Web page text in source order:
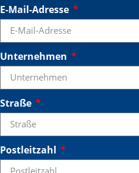
E-Mail-Adresse
Unternehmen
Straße
Postleitzahl